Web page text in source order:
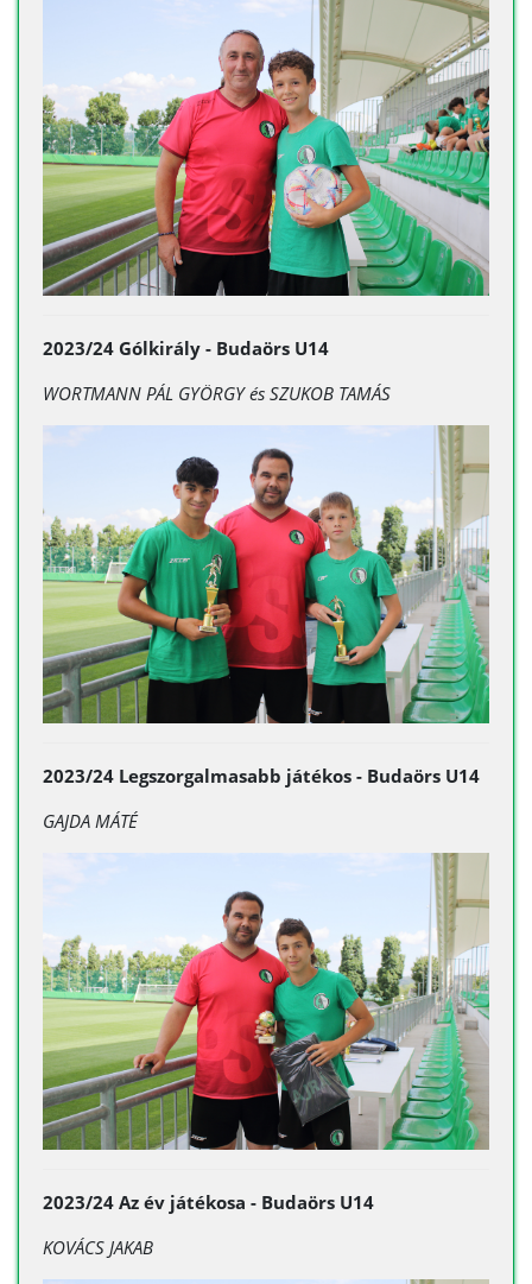
2023/24 Gólkirály - Budaörs U14
WORTMANN PÁL GYÖRGY és SZUKOB TAMÁS
2023/24 Legszorgalmasabb játékos - Budaörs U14
GAJDA MÁTÉ
2023/24 Az év játékosa - Budaörs U14
KOVÁCS JAKAB